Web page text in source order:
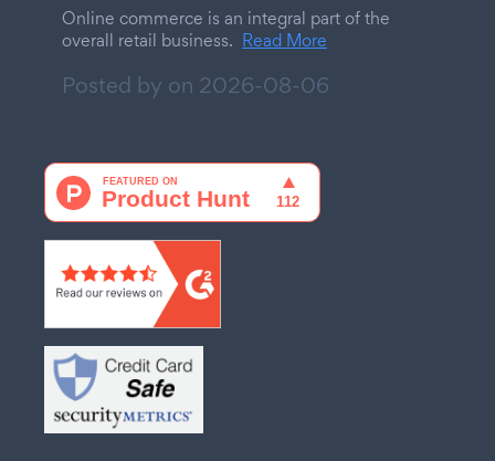
Online commerce is an integral part of the
overall retail business. Read More
Posted by on 2026-08-06